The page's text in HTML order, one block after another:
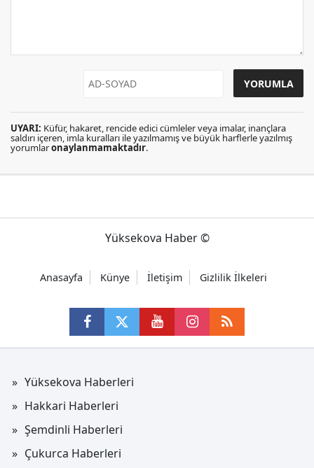
UYARI: Küfür, hakaret, rencide edici cümleler veya imalar, inançlara
saldırı içeren, imla kuralları ile yazılmamış ve büyük harflerle yazılmış
yorumlaronaylanmamaktadır.
Yüksekova Haber ©
Anasayfa Künye İletişim Gizlilik İlkeleri
Yüksekova Haberleri
Hakkari Haberleri
Şemdinli Haberleri
Çukurca Haberleri